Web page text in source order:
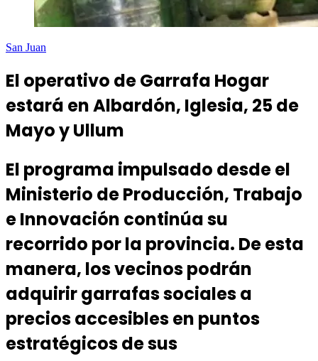
San Juan
El operativo de Garrafa Hogar
estará en Albardón, Iglesia, 25 de
Mayo y Ullum
El programa impulsado desde el
Ministerio de Producción, Trabajo
e Innovación continúa su
recorrido por la provincia. De esta
manera, los vecinos podrán
adquirir garrafas sociales a
precios accesibles en puntos
estratégicos de sus